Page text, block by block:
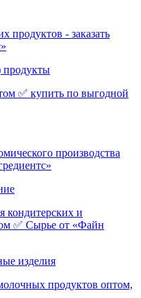
продукты
изделия